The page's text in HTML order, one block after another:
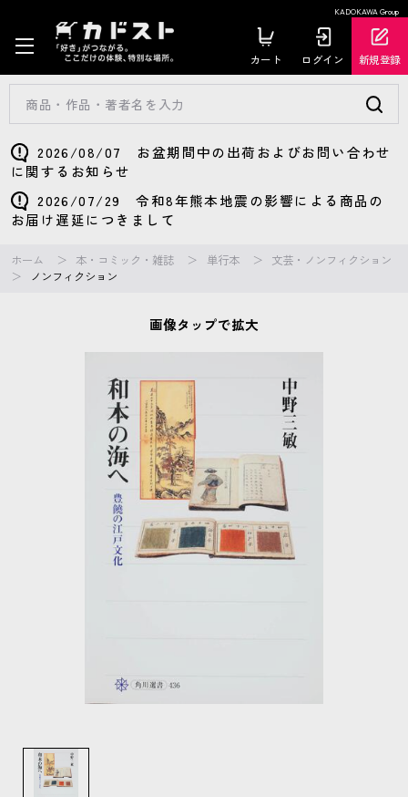
KADOKAWA Group
カート ログイン 新規登録
2026/08/07 お盆期間中の出荷およびお問い合わせ
に関するお知らせ
2026/07/29 令和8年熊本地震の影響による商品の
お届け遅延につきまして
ホーム 本・コミック・雑誌 単行本
文芸・ノンフィクション
ノンフィクション
画像タップで拡大